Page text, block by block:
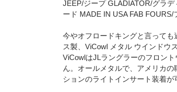
JEEP/ジープ GLADIATOR/グラ
ード MADE IN USA FAB FOURS/
今やオフロードキングと言って
ス製、ViCowl メタル ウインドウ
ViCowlはJLラングラーのフロン
ん。オールメタルで、アメリカ
ションのライトインサート装着が